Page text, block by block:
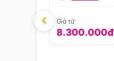
Giá từ:
8.300.000đ
‹